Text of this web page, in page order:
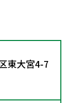
東大宮4-7